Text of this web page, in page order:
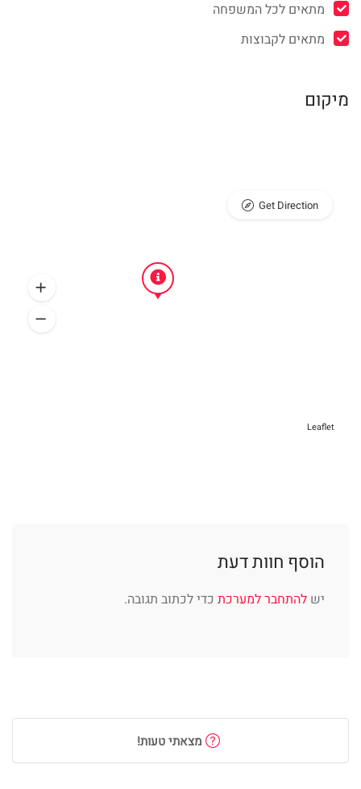
מתאים לכל המשפחה
מתאים לקבוצות
מיקום
Leaflet
Get Direction
הוסף חוות דעת
יש להתחבר למערכת כדי לכתוב תגובה.
מצאתי טעות!